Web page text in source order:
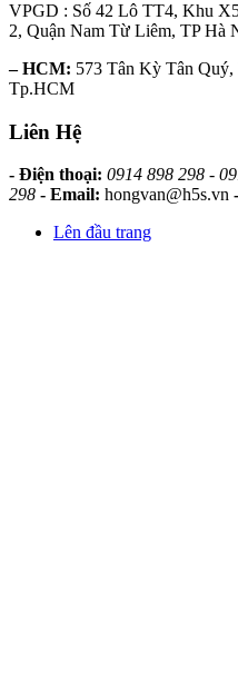
VPGD : Số 42 Lô TT4, Khu
2, Quận Nam Từ Liêm, TP Hà
– HCM: 573 Tân Kỳ Tân Quý,
Tp.HCM
Liên Hệ
- Điện thoại: 0914 898 298 -
298 - Email: hongvan@h5s.vn
Lên đầu trang